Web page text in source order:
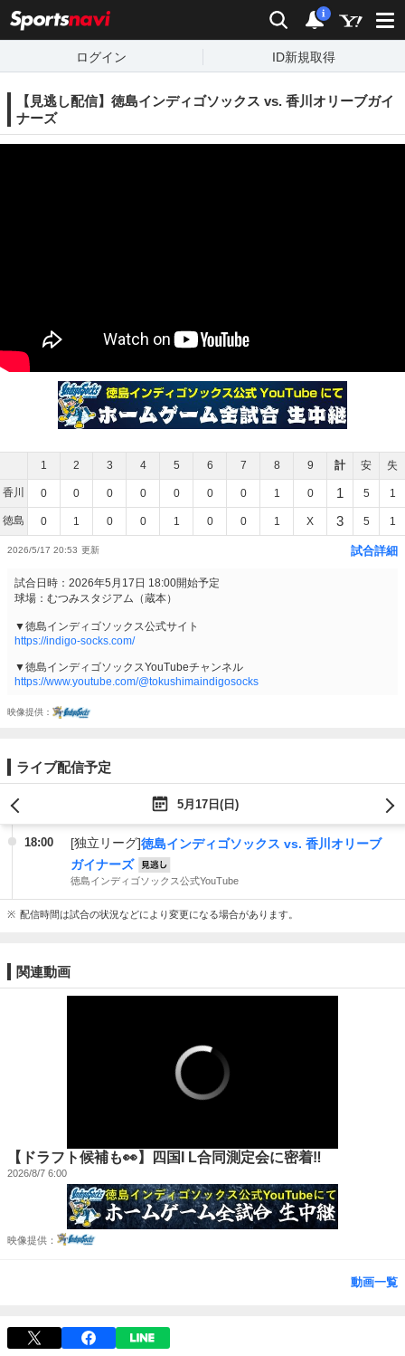
検索 通知
i
ログイン ID新規取得
【見逃し配信】徳島インディゴソックス vs. 香川オリーブガイ
ナーズ
香川
徳島
1 2 3 4 5 6 7 8 9
0 0 0 0 0 0 0 1 0
0 1 0 0 1 0 0 1 X
計 安 失
1 5 1
3 5 1
2026/5/17 20:53 試合詳細
試合日時：2026年5月17日 18:00開始予定
球場：むつみスタジアム（蔵本）
▼徳島インディゴソックス公式サイト
https://indigo-socks.com/
▼徳島インディゴソックスYouTubeチャンネル
https://www.youtube.com/@tokushimaindigosocks
映像提供
ライブ配信予定
5月17日(日)
18:00 [独立リーグ]徳島インディゴソックス vs. 香川オリーブ
ガイナーズ
徳島インディゴソックス公式YouTube
配信時間は試合の状況などにより変更になる場合があります。
関連動画
【ドラフト候補も👀】四国I L合同測定会に密着‼️
2026/8/7 6:00
映像提供
動画一覧